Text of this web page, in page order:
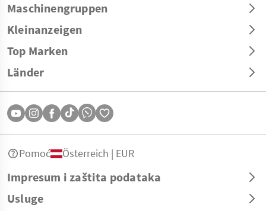
Maschinengruppen
Kleinanzeigen
Top Marken
Länder
Impresum i zaštita podataka
Usluge
Pomoć Österreich | EUR